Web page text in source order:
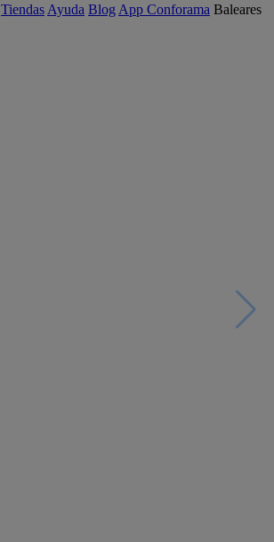
Tiendas Ayuda Blog App Conforama Baleares